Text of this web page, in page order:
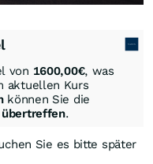
von 1600,00€, was
aktuellen Kurs
können Sie die
übertreffen.
Sie es bitte später